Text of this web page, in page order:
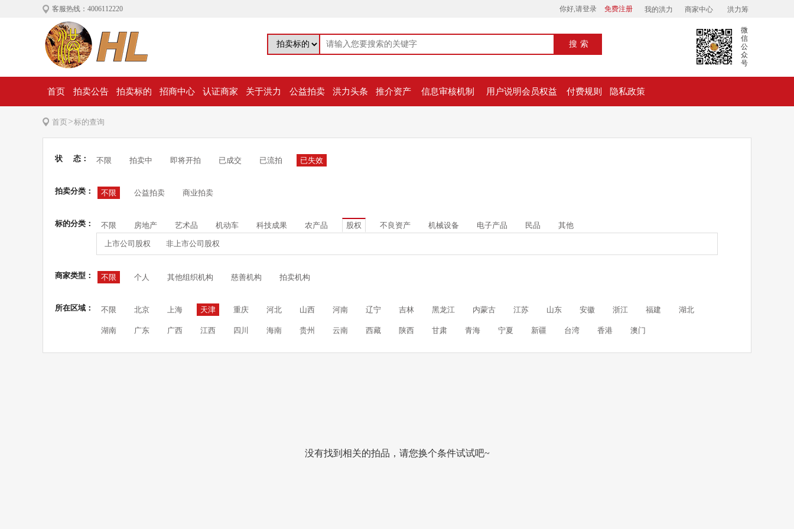
客服热线：4006112220 你好,请登录 免费注册 我的洪力 商家中心 洪力筹
搜索
微
信
公
众
号
首页 拍卖公告 拍卖标的 招商中心 认证商家 关于洪力 公益拍卖 洪力头条 推介资产 信息审核机制 用户说明会员权益 付费规则 隐私政策
首页>标的查询
状 态： 不限 拍卖中 即将开拍 已成交 已流拍 已失效
拍卖分类： 不限 公益拍卖 商业拍卖
标的分类： 不限 房地产 艺术品 机动车 科技成果 农产品 股权 不良资产 机械设备 电子产品 民品 其他
上市公司股权 非上市公司股权
商家类型： 不限 个人 其他组织机构 慈善机构 拍卖机构
所在区域： 不限 北京 上海 天津 重庆 河北 山西 河南 辽宁 吉林 黑龙江 内蒙古 江苏 山东 安徽 浙江 福建 湖北
湖南 广东 广西 江西 四川 海南 贵州 云南 西藏 陕西 甘肃 青海 宁夏 新疆 台湾 香港 澳门
没有找到相关的拍品，请您换个条件试试吧~